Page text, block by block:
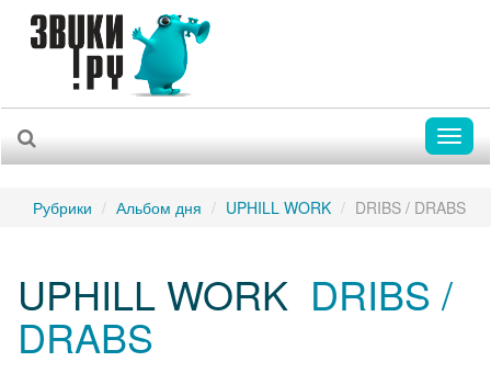
Рубрики Альбом дня UPHILL WORK DRIBS / DRABS
UPHILL WORK DRIBS /
DRABS